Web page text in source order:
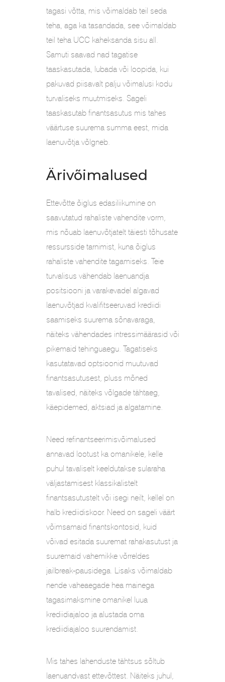
tagasi võtta, mis võimaldab teil seda
teha, aga ka tasandada, see võimaldab
teil teha UCC kaheksanda sisu all.
Samuti saavad nad tagatise
taaskasutada, lubada või loopida, kui
pakuvad piisavalt palju võimalusi kodu
turvaliseks muutmiseks. Sageli
taaskasutab finantsasutus mis tahes
väärtuse suurema summa eest, mida
laenuvõtja võlgneb.
Ärivõimalused
Ettevõtte õiglus edasiliikumine on
saavutatud rahaliste vahendite vorm,
mis nõuab laenuvõtjatelt täiesti tõhusate
ressursside tarnimist, kuna õiglus
rahaliste vahendite tagamiseks. Teie
turvalisus vähendab laenuandja
positsiooni ja varakevadel algavad
laenuvõtjad kvalifitseeruvad krediidi
saamiseks suurema sõnavaraga,
näiteks vähendades intressimäärasid või
pikemaid tehinguaegu. Tagatiseks
kasutatavad optsioonid muutuvad
finantsasutusest, pluss mõned
tavalised, näiteks võlgade tähtaeg,
käepidemed, aktsiad ja algatamine.
Need refinantseerimisvõimalused
annavad lootust ka omanikele, kelle
puhul tavaliselt keeldutakse sularaha
väljastamisest klassikalistelt
finantsasutustelt või isegi neilt, kellel on
halb krediidiskoor. Need on sageli väärt
võimsamaid finantskontosid, kuid
võivad esitada suuremat rahakasutust ja
suuremaid vahemikke võrreldes
jailbreak-pausidega. Lisaks võimaldab
nende vaheaegade hea mainega
tagasimaksmine omanikel luua
krediidiajaloo ja alustada oma
krediidiajaloo suurendamist.
Mis tahes lahenduste tähtsus sõltub
laenuandvast ettevõttest. Näiteks juhul,